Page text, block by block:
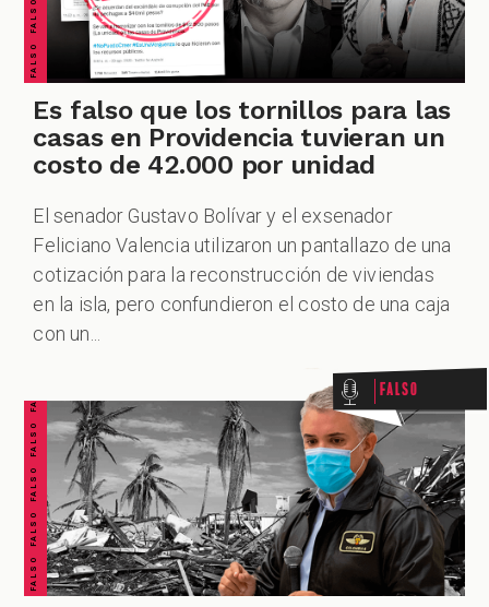
ZOOM
Es falso que los tornillos para las
casas en Providencia tuvieran un
costo de 42.000 por unidad
El senador Gustavo Bolívar y el exsenador
Feliciano Valencia utilizaron un pantallazo de una
cotización para la reconstrucción de viviendas
en la isla, pero confundieron el costo de una caja
con un...
FALSO FALSO FALSO FALSO FALSO FALSO FALSO Falso